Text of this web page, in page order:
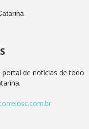
portal de notícias de todo